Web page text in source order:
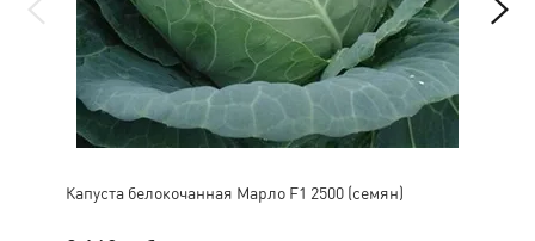
Капуста белокочанная Марло F1 2500 (семян)